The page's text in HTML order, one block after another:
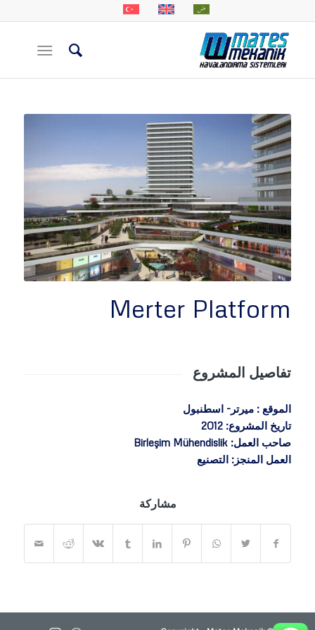
Merter Platform
تفاصيل المشروع
الموقع : ميرتر- اسطنبول
تاريخ المشروع: 2012
صاحب العمل: Birleşim Mühendislik
العمل المنجز: التصنيع
مشاركة